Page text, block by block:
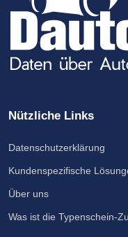
Nützliche Links
Datenschutzerklärung
Kundenspezifische
Über uns
Was ist die Typenschein-